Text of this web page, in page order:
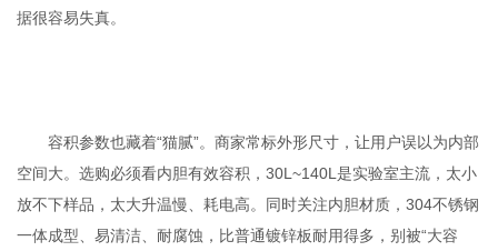
据很容易失真。
容积参数也藏着“猫腻”。商家常标外形尺寸，让用户误以为内部
空间大。选购必须看内胆有效容积，30L~140L是实验室主流，太小
放不下样品，太大升温慢、耗电高。同时关注内胆材质，304不锈钢
一体成型、易清洁、耐腐蚀，比普通镀锌板耐用得多，别被“大容